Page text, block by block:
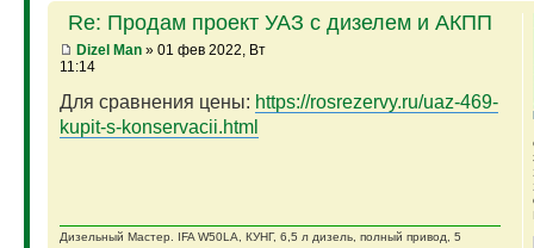
Re: Продам проект УАЗ с дизелем и АКПП
Dizel Man» 01 фев 2022, Вт
11:14
Для сравнения цены: https://rosrezervy.ru/uaz-469-
kupit-s-konservacii.html
Дизельный Мастер. IFA W50LA, КУНГ, 6,5 л дизель, полный привод, 5